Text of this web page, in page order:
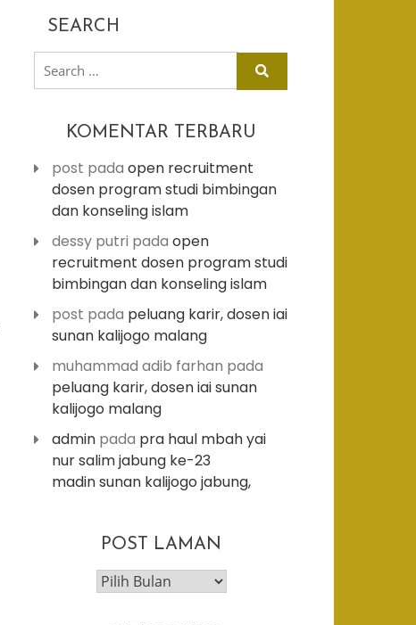
SEARCH
search
for:
KOMENTAR TERBARU
post pada open recruitment
dosen program studi bimbingan
dan konseling islam
dessy putri pada open
recruitment dosen program studi
bimbingan dan konseling islam
post pada peluang karir, dosen iai
sunan kalijogo malang
muhammad adib farhan pada
peluang karir, dosen iai sunan
kalijogo malang
adminpada pra haul mbah yai
nur salim jabung ke-23
madin sunan kalijogo jabung,
POST LAMAN